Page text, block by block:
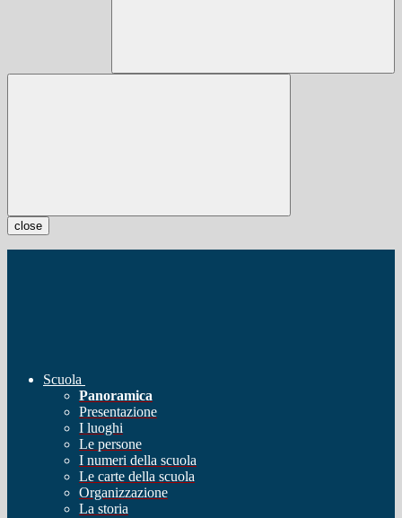
close
Scuola
Panoramica
Presentazione
I luoghi
Le persone
I numeri della scuola
Le carte della scuola
Organizzazione
La storia